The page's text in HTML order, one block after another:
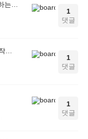
영어면접 자기소개 질문 답변 준비하는 방법
1
댓글
롯데건설 채용 2022년 1월 자소서 작성법
1
댓글
1
댓글